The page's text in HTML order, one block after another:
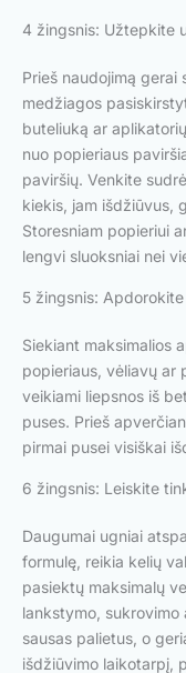
4 žingsnis: Užtepkite
Prieš naudojimą
medžiagos
buteliuką ar
nuo popieriaus
paviršių. Venkite
kiekis, jam išdžiūvus,
Storesniam popieriui
lengvi sluoksniai nei
5 žingsnis:
Siekiant maksimalios
popieriaus, vėliavų ar
veikiami liepsnos iš
puses. Prieš
pirmai pusei visiškai
6 žingsnis: Leiskite
Daugumai ugniai
formulę, reikia kelių
pasiektų maksimalų
lankstymo,
sausas palietus, o
išdžiūvimo laikotarpį,